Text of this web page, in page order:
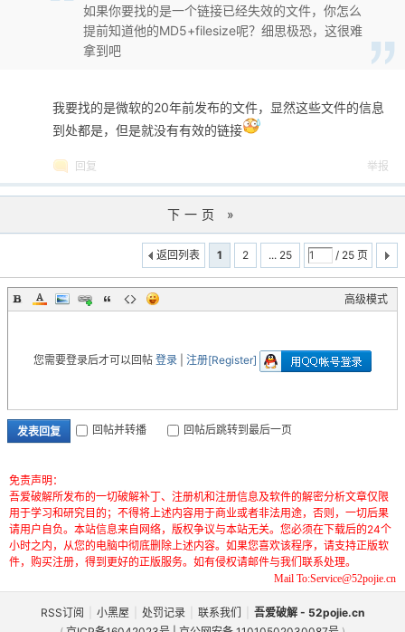
如果你要找的是一个链接已经失效的文件，你怎么
提前知道他的MD5+filesize呢？细思极恐，这很难
拿到吧
我要找的是微软的20年前发布的文件，显然这些文件的信息
到处都是，但是就没有有效的链接
回复 举报
下一页 »
1 2 ... 25 / 25 页
返回列表
高级模式
您需要登录后才可以回帖 登录 注册[Register]
发表回复 回帖并转播 回帖后跳转到最后一页
免责声明：
吾爱破解所发布的一切破解补丁、注册机和注册信息及软件的解密分析文章仅限
用于学习和研究目的；不得将上述内容用于商业或者非法用途，否则，一切后果
请用户自负。本站信息来自网络，版权争议与本站无关。您必须在下载后的24个
小时之内，从您的电脑中彻底删除上述内容。如果您喜欢该程序，请支持正版软
件，购买注册，得到更好的正版服务。如有侵权请邮件与我们联系处理。
Mail To:Service@52pojie.cn
RSS订阅 小黑屋 处罚记录 联系我们
吾爱破解 - 52pojie.cn